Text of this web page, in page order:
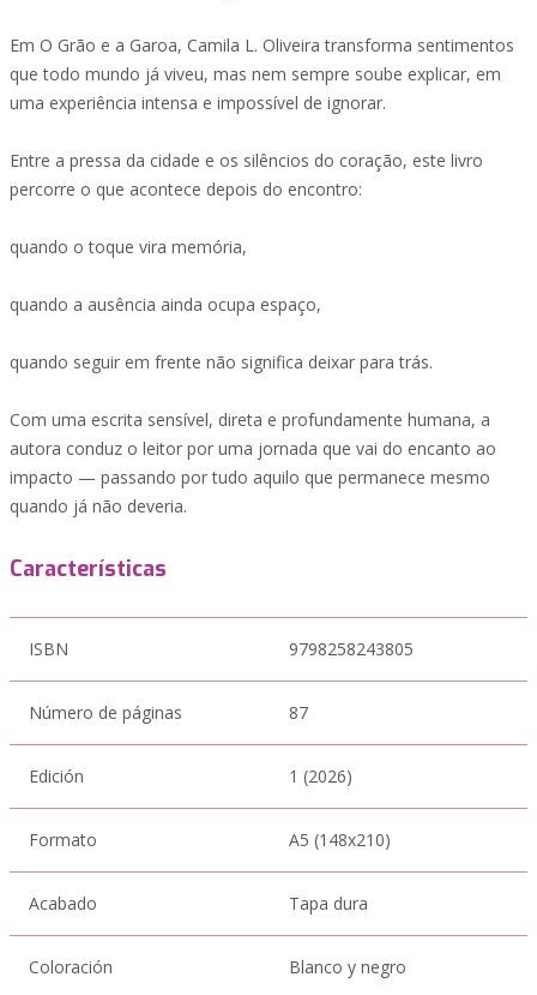
Em O Grão e a Garoa, Camila L. Oliveira transforma sentimentos
que todo mundo já viveu, mas nem sempre soube explicar, em
uma experiência intensa e impossível de ignorar.
Entre a pressa da cidade e os silêncios do coração, este livro
percorre o que acontece depois do encontro:
quando o toque vira memória,
quando a ausência ainda ocupa espaço,
quando seguir em frente não significa deixar para trás.
Com uma escrita sensível, direta e profundamente humana, a
autora conduz o leitor por uma jornada que vai do encanto ao
impacto — passando por tudo aquilo que permanece mesmo
quando já não deveria.
Características
ISBN 9798258243805
Número de páginas 87
Edición 1 (2026)
Formato A5 (148x210)
Acabado Tapa dura
Coloración Blanco y negro